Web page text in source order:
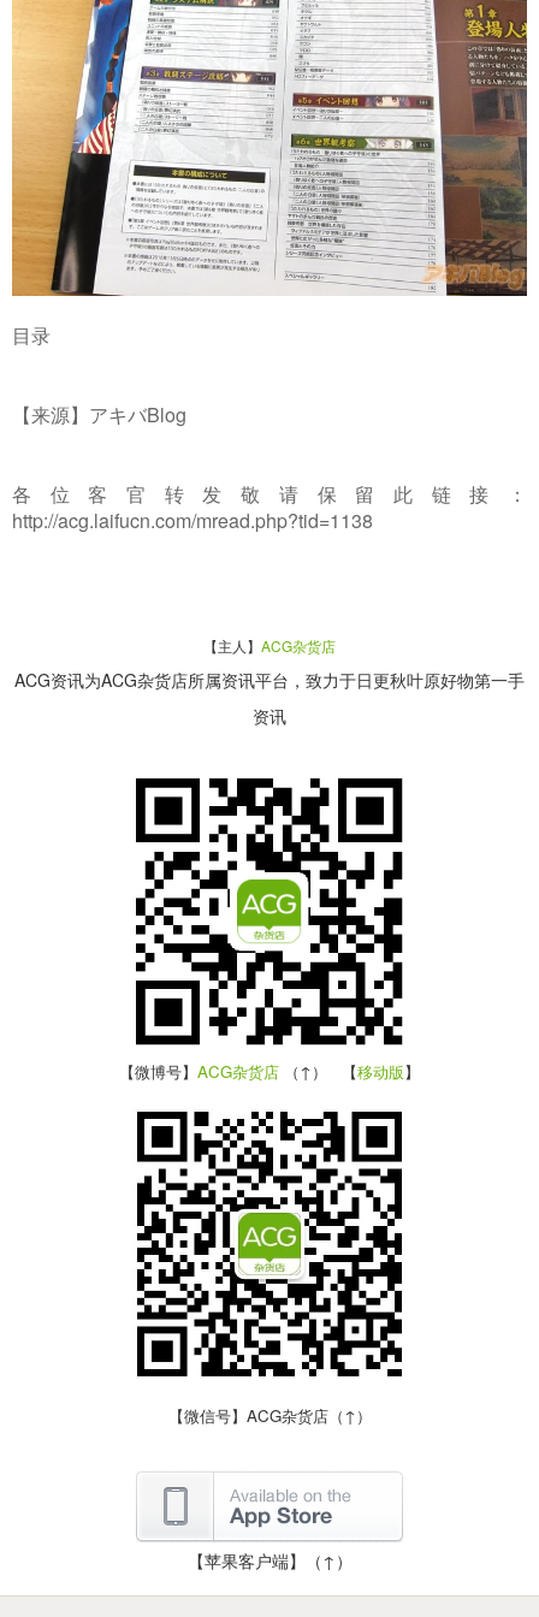
目录
【来源】アキバBlog
各位客官转发敬请保留此链接：
http://acg.laifucn.com/mread.php?tid=1138
【主人】 ACG杂货店
ACG资讯为ACG杂货店所属资讯平台，致力于日更秋叶原好物第一手
资讯
【微博号】 ACG杂货店 （↑） 【移动版】
【微信号】ACG杂货店（↑）
【苹果客户端】（↑）